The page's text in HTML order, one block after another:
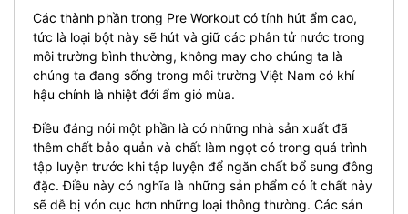
Các thành phần trong Pre Workout có tính hút ẩm cao,
tức là loại bột này sẽ hút và giữ các phân tử nước trong
môi trường bình thường, không may cho chúng ta là
chúng ta đang sống trong môi trường Việt Nam có khí
hậu chính là nhiệt đới ẩm gió mùa.
Điều đáng nói một phần là có những nhà sản xuất đã
thêm chất bảo quản và chất làm ngọt có trong quá trình
tập luyện trước khi tập luyện để ngăn chất bổ sung đông
đặc. Điều này có nghĩa là những sản phẩm có ít chất này
sẽ dễ bị vón cục hơn những loại thông thường. Các sản